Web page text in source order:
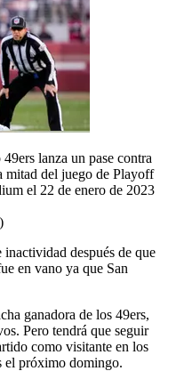
lanza un pase contra
mitad del juego de Playoff
el 22 de enero de 2023
después de que
en vano ya que San
ganadora de los 49ers,
Pero tendrá que seguir
como visitante en los
el próximo domingo.